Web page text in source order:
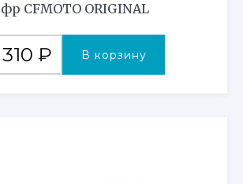
CFMOTO ORIGINAL
₽ В корзину